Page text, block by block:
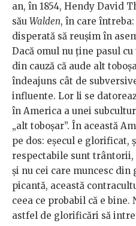
an, în 1854, Hendy David
său Walden, în care întreba:
disperată să reușim în
Dacă omul nu ține pasul
din cauză că aude alt
îndeajuns cât de
influente. Lor li se
în America a unei
„alt toboșar”. În această
pe dos: eșecul e glorificat,
respectabile sunt
și nu cei care muncesc din
picantă, această
ceea ce probabil că e
astfel de glorificări să